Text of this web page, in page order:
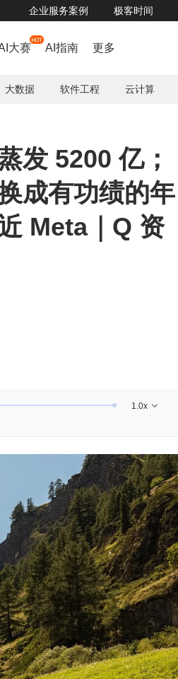
企业服务案例 极客时间
免，超7000万 tokens免费体验
大赛 AI指南 更多
大数据 软件工程 云计算
发 5200 亿；
成有功绩的年
Meta｜Q 资
1.0x 